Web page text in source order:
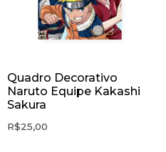
Quadro Decorativo
Naruto Equipe Kakashi
Sakura
R$25,00